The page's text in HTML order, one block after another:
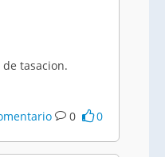
tasacion.
0 0